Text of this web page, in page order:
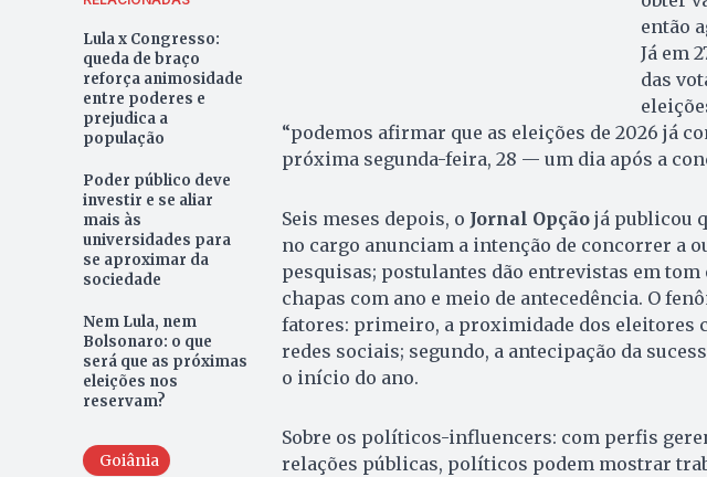
Lula x Congresso:
queda de braço
reforça animosidade
entre poderes e
prejudica a
população
Poder público deve
investir e se aliar
mais às
universidades para
se aproximar da
sociedade
Nem Lula, nem
Bolsonaro: o que
será que as próximas
eleições nos
reservam?
Goiânia
então
Já em
das
“podemos afirmar que as eleições de 2026 já
próxima segunda-feira, 28 — um dia após a
Seis meses depois, o Jornal Opçãojá publicou
no cargo anunciam a intenção de concorrer a
pesquisas; postulantes dão entrevistas em
chapas com ano e meio de antecedência. O
fatores: primeiro, a proximidade dos eleitores
redes sociais; segundo, a antecipação da
o início do ano.
Sobre os políticos-influencers: com perfis
relações públicas, políticos podem mostrar